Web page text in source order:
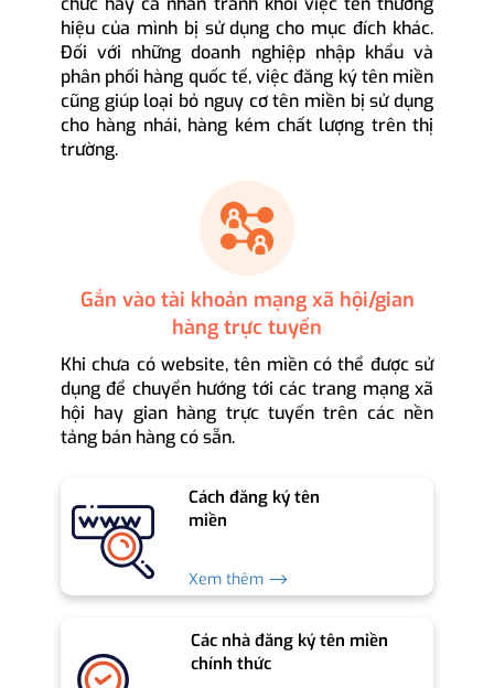
hiệu của mình bị sử dụng cho mục đích khác.
Đối với những doanh nghiệp nhập khẩu và
phân phối hàng quốc tế, việc đăng ký tên miền
cũng giúp loại bỏ nguy cơ tên miền bị sử dụng
cho hàng nhái, hàng kém chất lượng trên thị
trường.
Gắn vào tài khoản mạng xã hội/gian
hàng trực tuyến
Khi chưa có website, tên miền có thể được sử
dụng để chuyển hướng tới các trang mạng xã
hội hay gian hàng trực tuyến trên các nền
tảng bán hàng có sẵn.
Cách đăng ký tên
miền
Xem thêm ⟶
Các nhà đăng ký tên miền
chính thức